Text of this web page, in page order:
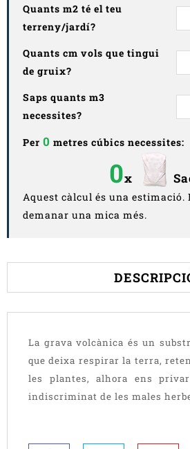
Quants m2 té el teu
terreny/jardí?
Quants cm vols que tingui
de gruix?
Saps quants m3
necessites?
Per 0 metres cúbics necessites:
0x
Aquest càlcul és una estimació.
demanar una mica més.
La grava volcànica és un
que deixa respirar la terra,
les plantes, alhora ens
indiscriminat de les males